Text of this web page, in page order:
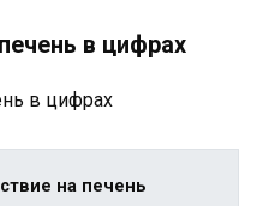
в цифрах
на печень